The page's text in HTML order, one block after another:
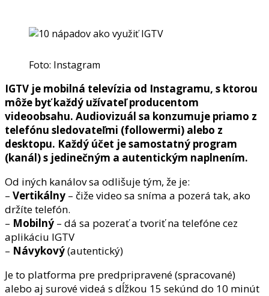
Foto: Instagram
IGTV je mobilná televízia od Instagramu, s ktorou
môže byť každý užívateľ producentom
videoobsahu. Audiovizuál sa konzumuje priamo z
telefónu sledovateľmi (followermi) alebo z
desktopu. Každý účet je samostatný program
(kanál) s jedinečným a autentickým naplnením.
Od iných kanálov sa odlišuje tým, že je:
– Vertikálny – čiže video sa sníma a pozerá tak, ako
držíte telefón.
– Mobilný – dá sa pozerať a tvoriť na telefóne cez
aplikáciu IGTV
– Návykový(autentický)
Je to platforma pre predpripravené (spracované)
alebo aj surové videá s dĺžkou 15 sekúnd do 10 minút